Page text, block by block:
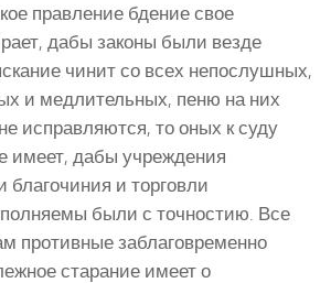
правление бдение свое
дабы законы были везде
чинит со всех непослушных,
и медлительных, пеню на них
исправляются, то оных к суду
имеет, дабы учреждения
благочиния и торговли
были с точностию. Все
противные заблаговременно
старание имеет о